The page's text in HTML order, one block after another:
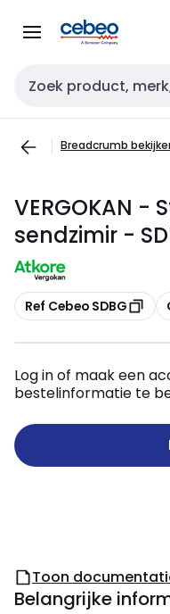
naar
naar
Zoekveld invoer
Breadcrumb
VERGOKAN -
sendzimir -
Kopiëren
Ref Cebeo SDBG
Log in of maak een
bestelinformatie te
Toon
Belangrijke